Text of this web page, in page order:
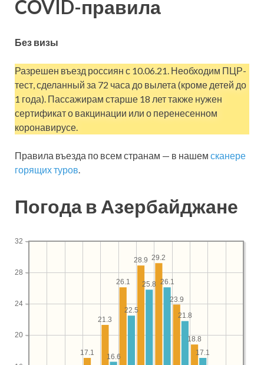
COVID-правила
Без визы
Разрешен въезд россиян с 10.06.21. Необходим ПЦР-
тест, сделанный за 72 часа до вылета (кроме детей до
1 года). Пассажирам старше 18 лет также нужен
сертификат о вакцинации или о перенесенном
коронавирусе.
Правила въезда по всем странам — в нашем сканере
горящих туров.
Погода в Азербайджане